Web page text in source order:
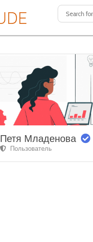
Петя Младенова
Пользователь